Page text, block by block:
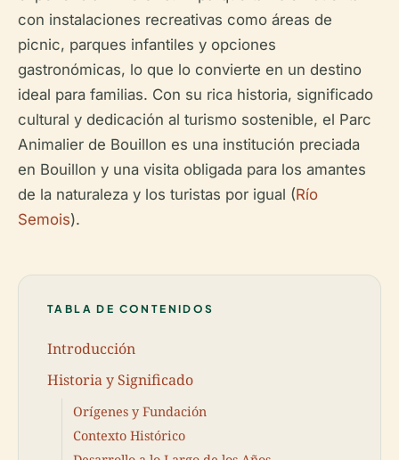
con instalaciones recreativas como áreas de
picnic, parques infantiles y opciones
gastronómicas, lo que lo convierte en un destino
ideal para familias. Con su rica historia, significado
cultural y dedicación al turismo sostenible, el Parc
Animalier de Bouillon es una institución preciada
en Bouillon y una visita obligada para los amantes
de la naturaleza y los turistas por igual (Río
Semois).
TABLA DE CONTENIDOS
Introducción
Historia y Significado
Orígenes y Fundación
Contexto Histórico